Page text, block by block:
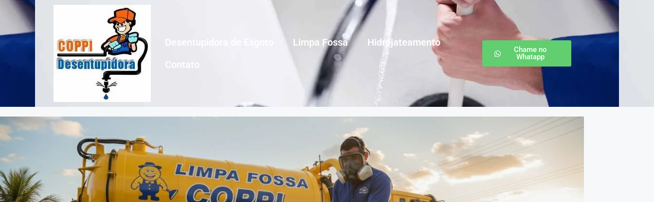
Limpa Fossa
Hidrojateamento
Chame no
Whatapp